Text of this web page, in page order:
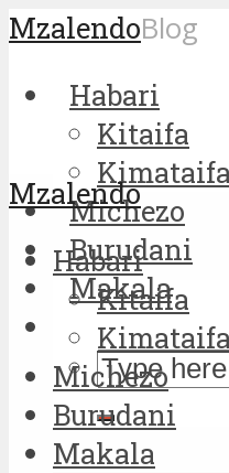
MzalendoBlog
Habari
Kitaifa
Kimataifa
Michezo
Burudani
Makala
Mzalendo
Habari
Kitaifa
Kimataifa
Michezo
Burudani
Makala